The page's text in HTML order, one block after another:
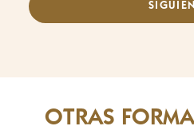
OTRAS